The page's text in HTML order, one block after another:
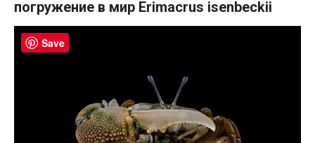
погружение в мир Erimacrus isenbeckii
Save